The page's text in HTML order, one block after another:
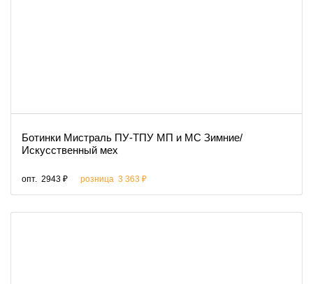
Ботинки Мистраль ПУ-ТПУ МП и МС Зимние/
Искусственный мех
опт. 2943 ₽ розница 3 363 ₽